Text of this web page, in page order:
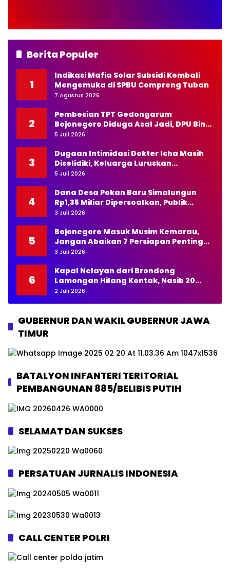
Berita Populer
1
Indikasi Mafia Solar Subsidi Kembali
Mengemuka di SPBU Compreng Tuban
7 Agustus 2026
2
Pembesian TPT Gedongarum
Bojonegoro Diduga Asal Jadi, DPU Bina
Marga Diminta Bertindak Tegas
5 Juli 2026
3
Dugaan Intimidasi Dokter Icha Masih
Diselidiki, Keluarga Luruskan
Pernyataan Kapolda NTT
5 Juli 2026
4
Dana Desa Pokan Baru Simalungun
Rp1,35 Miliar Dipersoalkan, Publik
Pertanyakan Transparansi Kades
3 Juli 2026
5
Bojonegoro Masuk Musim Kemarau,
Jangan Abaikan 7 Persiapan Penting
Ini
3 Juli 2026
6
Kapal Nelayan dari Brondong
Lamongan Hilang Kontak, Nasib 20
Awak Masih Dicari
2 Juli 2026
GUBERNUR DAN WAKIL GUBERNUR JAWA
TIMUR
BATALYON INFANTERI TERITORIAL
PEMBANGUNAN 885/BELIBIS PUTIH
SELAMAT DAN SUKSES
PERSATUAN JURNALIS INDONESIA
CALL CENTER POLRI